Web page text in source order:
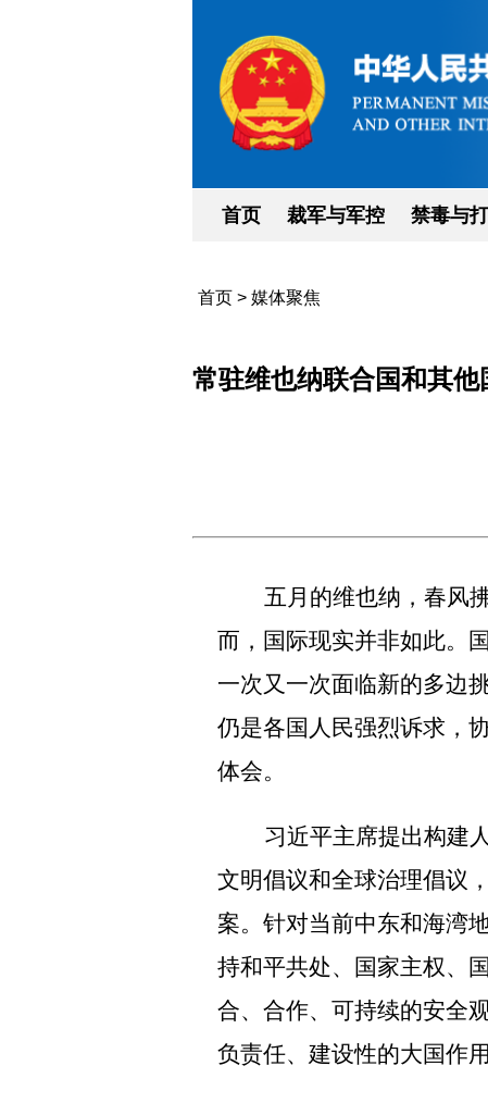
首页 裁军与军控 禁毒与
首页> 媒体聚焦
常驻维也纳联合国和其
五月的维也纳，春风
而，国际现实并非如此。
一次又一次面临新的多边
仍是各国人民强烈诉求，
体会。
习近平主席提出构建
文明倡议和全球治理倡议
案。针对当前中东和海湾
持和平共处、国家主权、
合、合作、可持续的安全
负责任、建设性的大国作用